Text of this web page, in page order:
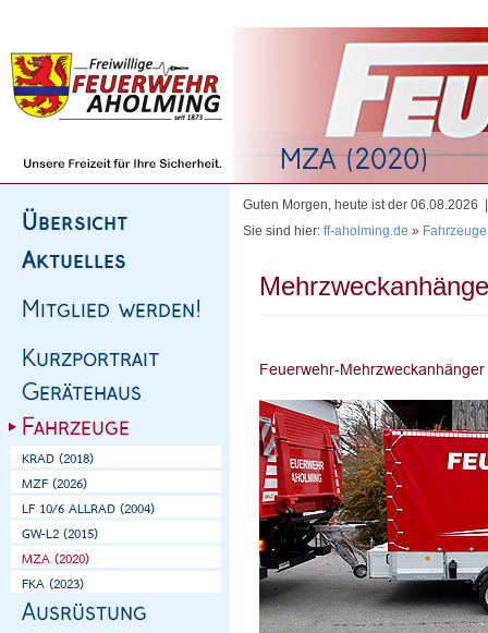
Guten Morgen, heute ist der
Sie sind hier: ff-aholming.de » Fahrzeuge